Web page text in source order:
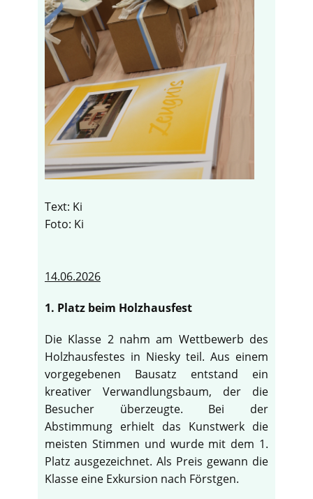
Text: Ki
Foto: Ki
14.06.2026
1. Platz beim Holzhausfest
Die Klasse 2 nahm am Wettbewerb des
Holzhausfestes in Niesky teil. Aus einem
vorgegebenen Bausatz entstand ein
kreativer Verwandlungsbaum, der die
Besucher überzeugte. Bei der
Abstimmung erhielt das Kunstwerk die
meisten Stimmen und wurde mit dem 1.
Platz ausgezeichnet. Als Preis gewann die
Klasse eine Exkursion nach Förstgen.